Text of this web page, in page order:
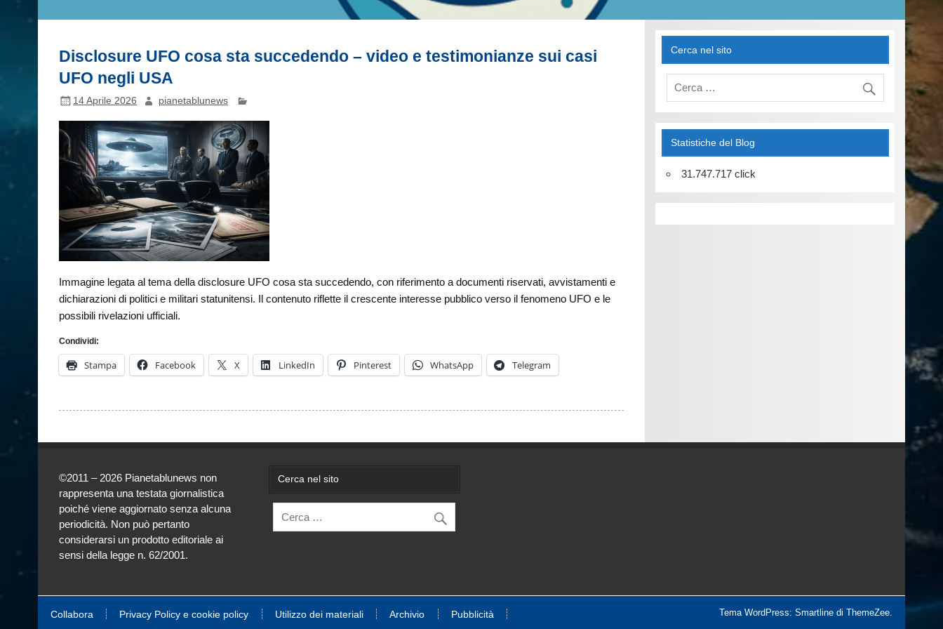
Disclosure UFO cosa sta succedendo – video e testimonianze sui casi
UFO negli USA
14 Aprile 2026 pianetablunews
Immagine legata al tema della disclosure UFO cosa sta succedendo, con riferimento a documenti riservati, avvistamenti e
dichiarazioni di politici e militari statunitensi. Il contenuto riflette il crescente interesse pubblico verso il fenomeno UFO e le
possibili rivelazioni ufficiali.
Condividi:
Stampa Facebook X LinkedIn Pinterest WhatsApp Telegram
Cerca nel sito
Statistiche del Blog
31.747.717 click
©2011 – 2026 Pianetablunews non
rappresenta una testata giornalistica
poiché viene aggiornato senza alcuna
periodicità. Non può pertanto
considerarsi un prodotto editoriale ai
sensi della legge n. 62/2001.
Cerca nel sito
Collabora Privacy Policy e cookie policy Utilizzo dei materiali Archivio Pubblicità Tema WordPress: Smartline di ThemeZee.